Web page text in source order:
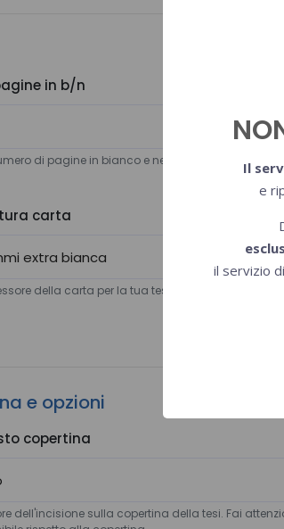
in b/n
di pagine in bianco e nero della singola tesi
carta
della carta per la tua tesi
e opzioni
copertina
dell'incisione sulla copertina della tesi. Fai
Il
e
il servizio